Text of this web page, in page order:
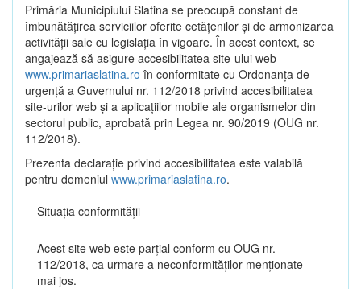
Primăria Municipiului Slatina se preocupă constant de
îmbunătățirea serviciilor oferite cetățenilor și de armonizarea
activității sale cu legislația în vigoare. În acest context, se
angajează să asigure accesibilitatea site-ului web
www.primariaslatina.ro în conformitate cu Ordonanța de
urgență a Guvernului nr. 112/2018 privind accesibilitatea
site-urilor web și a aplicațiilor mobile ale organismelor din
sectorul public, aprobată prin Legea nr. 90/2019 (OUG nr.
112/2018).
Prezenta declarație privind accesibilitatea este valabilă
pentru domeniul www.primariaslatina.ro.
Situația conformității
Acest site web este parțial conform cu OUG nr.
112/2018, ca urmare a neconformităților menționate
mai jos.